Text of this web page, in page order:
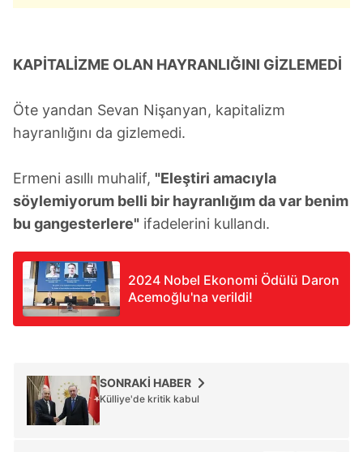
KAPİTALİZME OLAN HAYRANLIĞINI GİZLEMEDİ
Öte yandan Sevan Nişanyan, kapitalizm
hayranlığını da gizlemedi.
Ermeni asıllı muhalif, "Eleştiri amacıyla
söylemiyorum belli bir hayranlığım da var benim
bu gangesterlere" ifadelerini kullandı.
2024 Nobel Ekonomi Ödülü Daron
Acemoğlu'na verildi!
SONRAKİ HABER
Külliye'de kritik kabul